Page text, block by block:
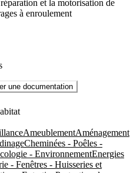
et la motorisation de
à enroulement
une documentation
AmeublementAménagement
Cheminées - Poêles -
- EnvironnementEnergies
- Fenêtres - Huisseries et